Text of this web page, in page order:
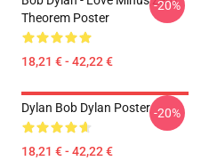
Theorem Poster
18,21 € - 42,22 €
-20%
Dylan Bob Dylan Poster
18,21 € - 42,22 €
-20%